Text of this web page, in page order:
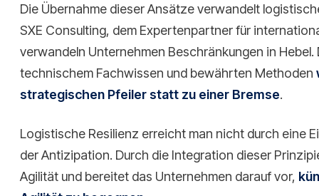
Die Übernahme dieser Ansätze verwandelt
SXE Consulting, dem Expertenpartner für
verwandeln Unternehmen Beschränkungen in
technischem Fachwissen und bewährten Methoden
strategischen Pfeiler statt zu einer Bremse.
Logistische Resilienz erreicht man nicht durch eine
der Antizipation. Durch die Integration dieser
Agilität und bereitet das Unternehmen darauf vor,